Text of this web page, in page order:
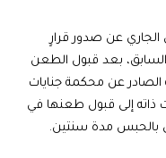
الجاري عن صدور قرارٍ
بعد قبول الطعن
الصادر عن محكمة جنايات
ذاته إلى قبول طعنها في
بالحبس مدة سنتين.